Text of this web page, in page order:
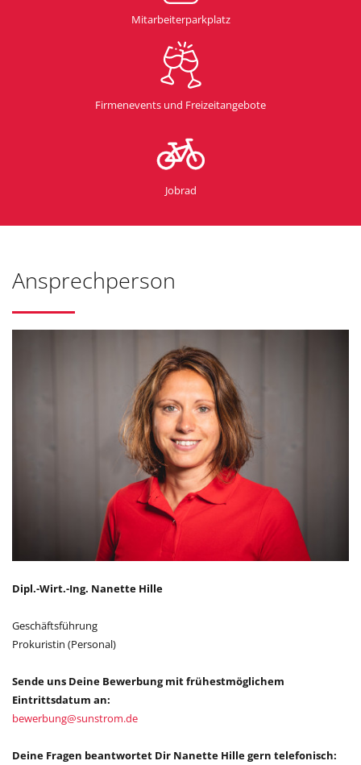
Mitarbeiterparkplatz
Firmenevents und Freizeitangebote
Jobrad
Ansprechperson
Dipl.-Wirt.-Ing. Nanette Hille
Geschäftsführung
Prokuristin (Personal)
Sende uns Deine Bewerbung mit frühestmöglichem
Eintrittsdatum an:
bewerbung@sunstrom.de
Deine Fragen beantwortet Dir Nanette Hille gern telefonisch: